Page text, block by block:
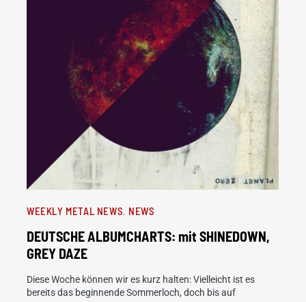
WEEKLY METAL NEWS NEWS
DEUTSCHE ALBUMCHARTS: mit SHINEDOWN,
GREY DAZE
Diese Woche können wir es kurz halten: Vielleicht ist es
bereits das beginnende Sommerloch, doch bis auf